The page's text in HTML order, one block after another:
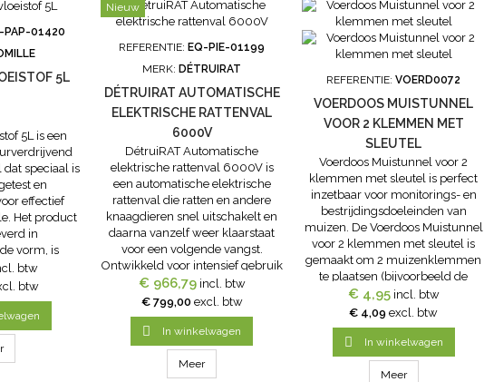
PAP-01420
5L
5L is een
speciaal is
en
effectief
Het product
in
vorm, is
herkenbare
en een
van olie en
en...
btw
btw
Nieuw
REFERENTIE: EQ-PIE-01199
MERK: DÉTRUIRAT
DÉTRUIRAT AUTOMATISCHE
ELEKTRISCHE RATTENVAL
6000V
DétruiRAT Automatische
elektrische rattenval 6000V is
een automatische elektrische
rattenval die ratten en andere
knaagdieren snel uitschakelt en
daarna vanzelf weer klaarstaat
voor een volgende vangst.
Ontwikkeld voor intensief gebruik
in schuren, stallen, magazijnen
en andere plekken waar ratten of
muizen voor veel schade en
onrust zorgen. Dankzij de...
€ 966,79 incl. btw
€ 799,00 excl. btw
 In winkelwagen
Meer
REFERENTIE:VOERD0072
VOERDOOS MUISTUNNEL
VOOR 2 KLEMMEN MET
SLEUTEL
Voerdoos Muistunnel voor 2
klemmen met sleutel is perfect
inzetbaar voor monitorings- en
bestrijdingsdoeleinden van
muizen. De Voerdoos Muistunnel
voor 2 klemmen met sleutel is
gemaakt om 2 muizenklemmen
te plaatsen (bijvoorbeeld de
muis005 en de muis008). De
klemmen kunnen op 2 manieren
worden geplaatst.Uitermate
geschikt om alle soorten lokaas
uit te...
€ 4,95 incl. btw
€ 4,09 excl. btw
 In winkelwagen
Meer